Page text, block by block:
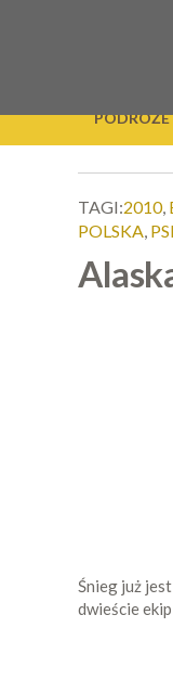
PODRÓŻE
TAGI:2010,
POLSKA,
Śnieg już
dwieście